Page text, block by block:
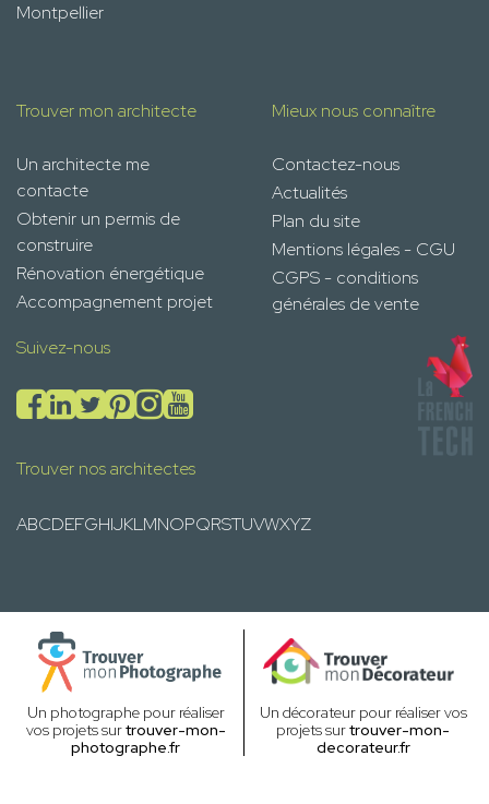
Montpellier
Trouver mon architecte
Un architecte me
contacte
Obtenir un permis de
construire
Rénovation énergétique
Accompagnement projet
Mieux nous connaître
Contactez-nous
Actualités
Plan du site
Mentions légales - CGU
CGPS - conditions
générales de vente
Suivez-nous
Trouver nos architectes
ABCDEFGHIJKLMNOPQRSTUVWXYZ
Un photographe pour réaliser
vos projets surtrouver-mon-
photographe.fr
Un décorateur pour réaliser vos
projets surtrouver-mon-
decorateur.fr